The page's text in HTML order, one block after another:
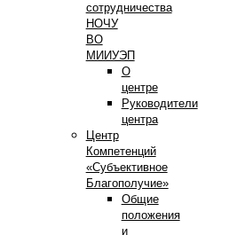
сотрудничества
НОЧУ
ВО
МИИУЭП
О
центре
Руководители
центра
Центр
Компетенций
«Субъективное
Благополучие»
Общие
положения
и